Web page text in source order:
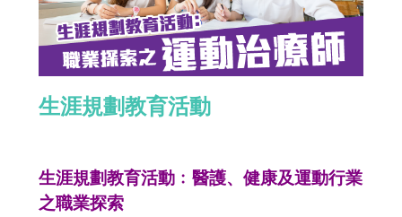
生涯規劃教育活動
生涯規劃教育活動﹕醫護、健康及運動行業
之職業探索